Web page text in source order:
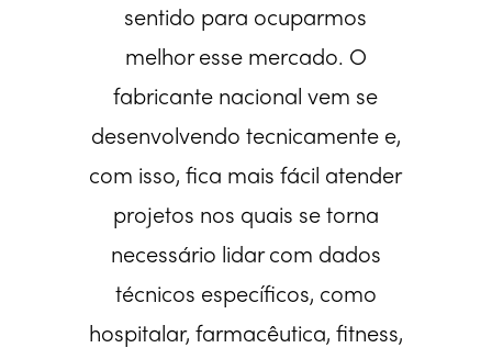
sentido para ocuparmos
melhor esse mercado. O
fabricante nacional vem se
desenvolvendo tecnicamente e,
com isso, fica mais fácil atender
projetos nos quais se torna
necessário lidar com dados
técnicos específicos, como
hospitalar, farmacêutica, fitness,